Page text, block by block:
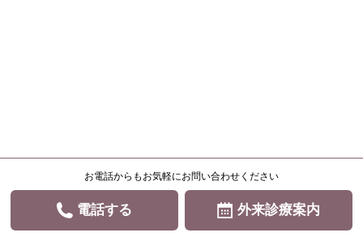
お電話からもお気軽にお問い合わせください
電話する 外来診療案内